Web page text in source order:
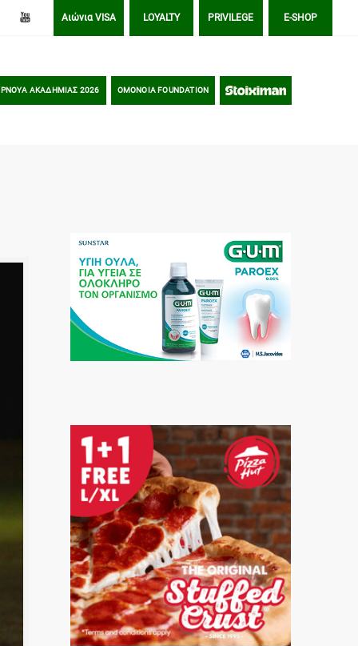
Αιώνια VISA LOYALTY PRIVILEGE E-SHOP
ΑΚΑΔΗΜΙΑΣ 2026 OMONOIA FOUNDATION STOIXIMAN